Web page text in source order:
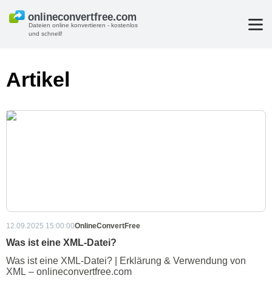
Dateien online konvertieren - kostenlos
und schnell!
Artikel
12.09.2025 15:00:00OnlineConvertFree
Was ist eine XML-Datei?
Was ist eine XML-Datei? | Erklärung & Verwendung von
XML – onlineconvertfree.com